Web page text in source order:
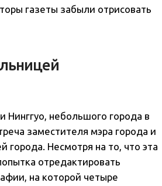
газеты забыли отрисовать
небольшого города в
заместителя мэра города и
города. Несмотря на то, что эта
отредактировать
на которой четыре